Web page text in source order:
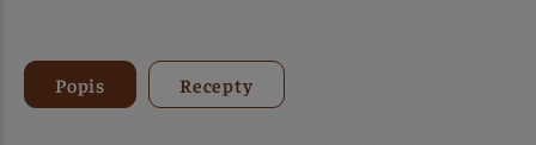
Popis Recepty